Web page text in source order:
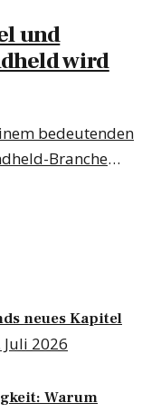
und
wird
bedeutenden
Branche
unterwegs
neues Kapitel
Juli 2026
Warum